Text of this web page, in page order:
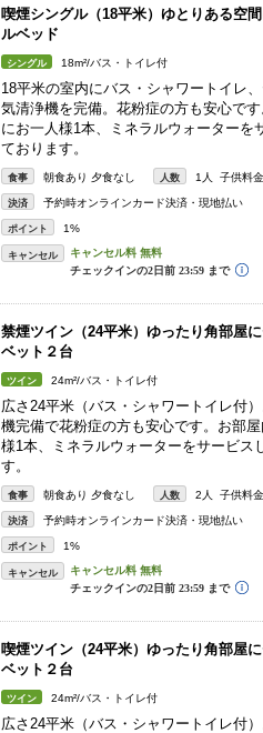
喫煙シングル（18平米）ゆとりある空
ルベッド
シングル 18m²/バス・トイレ付
18平米の室内にバス・シャワートイレ
気清浄機を完備。花粉症の方も安心で
にお一人様1本、ミネラルウォーターを
ております。
食事 朝食あり 夕食なし 人数 1人 子供料
決済 予約時オンラインカード決済・現地払い
ポイント 1%
キャンセル
禁煙ツイン（24平米）ゆったり角部屋
ベット２台
ツイン 24m²/バス・トイレ付
広さ24平米（バス・シャワートイレ付
機完備で花粉症の方も安心です。お部
様1本、ミネラルウォーターをサービス
す。
食事 朝食あり 夕食なし 人数 2人 子供料
決済 予約時オンラインカード決済・現地払い
ポイント 1%
キャンセル
喫煙ツイン（24平米）ゆったり角部屋
ベット２台
ツイン 24m²/バス・トイレ付
広さ24平米（バス・シャワートイレ付